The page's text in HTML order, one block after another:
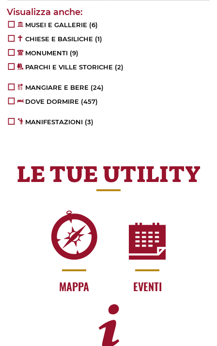
MUSEI E GALLERIE (6)
CHIESE E BASILICHE (1)
MONUMENTI (9)
PARCHI E VILLE STORICHE (2)
MANGIARE E BERE (24)
DOVE DORMIRE (457)
MANIFESTAZIONI (3)
LE TUE UTILITY
MAPPA EVENTI